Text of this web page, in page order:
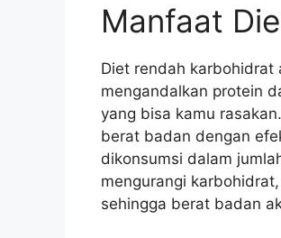
Manfaat
Diet rendah karbohidrat
mengandalkan protein
yang bisa kamu
berat badan dengan
dikonsumsi dalam
mengurangi
sehingga berat badan